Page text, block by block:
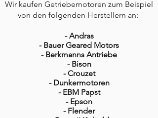
Wir kaufen Getriebemotoren zum Beispiel
von den folgenden Herstellern an:
- Andras
- Bauer Geared Motors
- Berkmanns Antriebe
- Bison
- Crouzet
- Dunkermotoren
- EBM Papst
- Epson
- Flender